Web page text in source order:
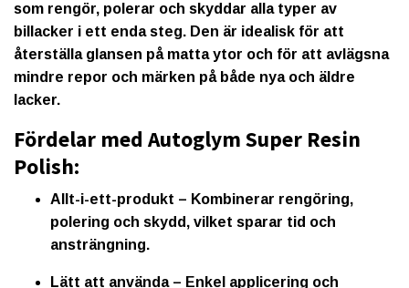
som rengör, polerar och skyddar alla typer av
billacker i ett enda steg. Den är idealisk för att
återställa glansen på matta ytor och för att avlägsna
mindre repor och märken på både nya och äldre
lacker.
Fördelar med Autoglym Super Resin
Polish:
Allt-i-ett-produkt – Kombinerar rengöring,
polering och skydd, vilket sparar tid och
ansträngning.
Lätt att använda– Enkel applicering och